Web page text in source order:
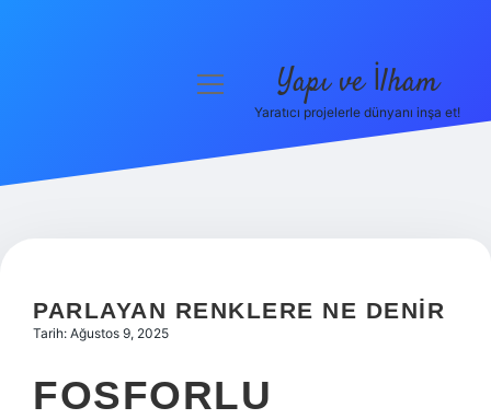
Hakkımızda
menüyü
Yapı ve İlham
Yaratıcı projelerle dünyanı inşa et!
PARLAYAN RENKLERE NE DENIR
Tarih: Ağustos 9, 2025
FOSFORLU